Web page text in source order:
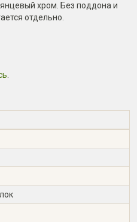
хром. Без поддона и
отдельно.